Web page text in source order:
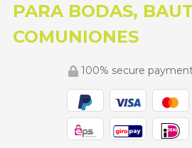
PARA BODAS,
COMUNIONES
100% secure